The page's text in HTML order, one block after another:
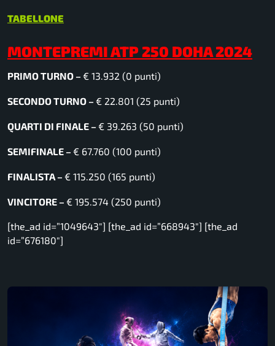
TABELLONE
MONTEPREMI ATP 250 DOHA 2024
PRIMO TURNO – € 13.932 (0 punti)
SECONDO TURNO – € 22.801 (25 punti)
QUARTI DI FINALE – € 39.263 (50 punti)
SEMIFINALE – € 67.760 (100 punti)
FINALISTA – € 115.250 (165 punti)
VINCITORE – € 195.574 (250 punti)
[the_ad id=”1049643″] [the_ad id=”668943″] [the_ad
id=”676180″]